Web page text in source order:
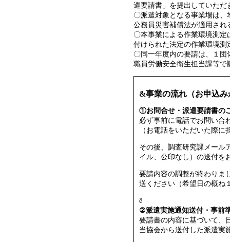
遣要請書」を提出していただ
〇派遣対象となる事業場は
公務員災害補償法が適用さ
〇本事業による作業環境測
付けられた法定の作業環境
〇同一年度内の要請は、１
職員労働安全衛生担当課等
&事業の流れ（お申込
①お問合せ・派遣要請書の
必ず事前に電話でお問い合
（お電話をいただいた際
その後、調査研究課メール
イル、公印なし）の送付を
要請内容の調整が終わりま
送ください（希望日の概ね
ê
②派遣実施通知送付・事前
要請書の内容に基づいて、
当協会から送付した派遣実